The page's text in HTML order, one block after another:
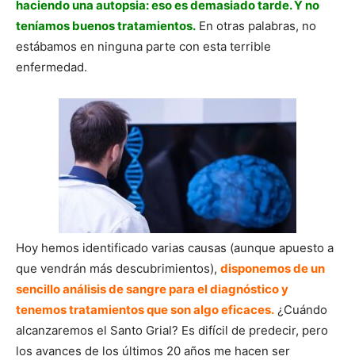
haciendo una autopsia: eso es demasiado tarde. Y no
teníamos buenos tratamientos. En otras palabras, no
estábamos en ninguna parte con esta terrible
enfermedad.
Hoy hemos identificado varias causas (aunque apuesto a
que vendrán más descubrimientos), disponemos de un
sencillo análisis de sangre para el diagnóstico y
tenemos tratamientos que son algo eficaces. ¿Cuándo
alcanzaremos el Santo Grial? Es difícil de predecir, pero
los avances de los últimos 20 años me hacen ser